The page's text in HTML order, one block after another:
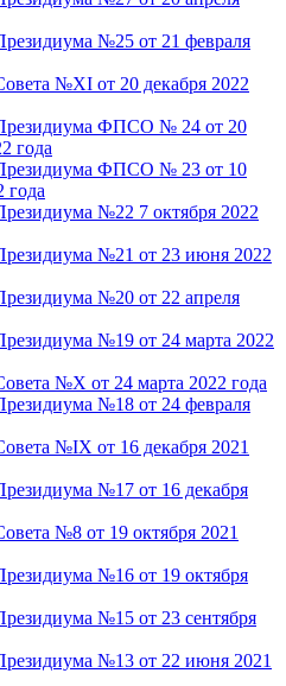
№25 от 21 февраля
№XI от 20 декабря 2022
ФПСО № 24 от 20
года
ФПСО № 23 от 10
года
№22 7 октября 2022
№21 от 23 июня 2022
№20 от 22 апреля
№19 от 24 марта 2022
№X от 24 марта 2022 года
№18 от 24 февраля
№IX от 16 декабря 2021
№17 от 16 декабря
№8 от 19 октября 2021
№16 от 19 октября
№15 от 23 сентября
№13 от 22 июня 2021